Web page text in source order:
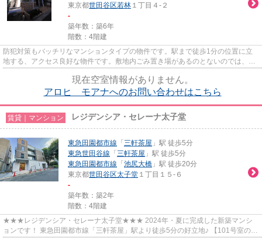
東京都世田谷区若林 １丁目４-２
-
築年数：築6年
階数：4階建
防犯対策もバッチリなマンションタイプの物件です。駅まで徒歩1分の位置に立
地する、アクセス良好な物件です。敷地内ごみ置き場があるのとないのでは、利
現在空室情報がありません。
アロヒ モアナへのお問い合わせはこちら
賃貸｜マンション レジデンシア・セレーナ太子堂
東急田園都市線 「 三軒茶屋 」駅 徒歩5分
東急世田谷線 「 三軒茶屋 」駅 徒歩5分
東急田園都市線 「 池尻大橋 」駅 徒歩20分
東京都世田谷区太子堂 １丁目１５-６
-
築年数：築2年
階数：4階建
★★★レジデンシア・セレーナ太子堂★★★ 2024年・夏に完成した新築マンシ
ョンです！ 東急田園都市線「三軒茶屋」駅より徒歩5分の好立地♪ 【101号室の